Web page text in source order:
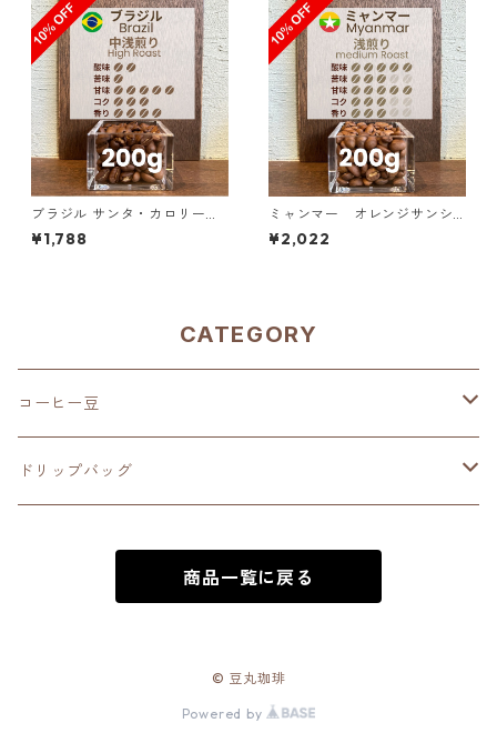
ブラジル サンタ・カロリーナ
農園 SFFC パイナップル・ハ
ニー 200g（100g単価の10%
¥1,788
ミャンマー オレンジサンシ
ャイン G１ ウォッシュド・ア
ナエロビック 200g（100g単
¥2,022
CATEGORY
コーヒー豆
深煎り（French Roast）
中煎り（City Roast）
ドリップバッグ
中深煎り（Full City Roast）
商品一覧に戻る
© 豆丸珈琲
Powered by